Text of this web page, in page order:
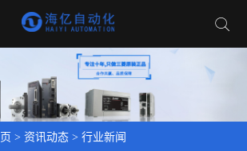
> 资讯动态 > 行业新闻